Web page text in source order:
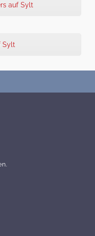
auf Sylt
Sylt